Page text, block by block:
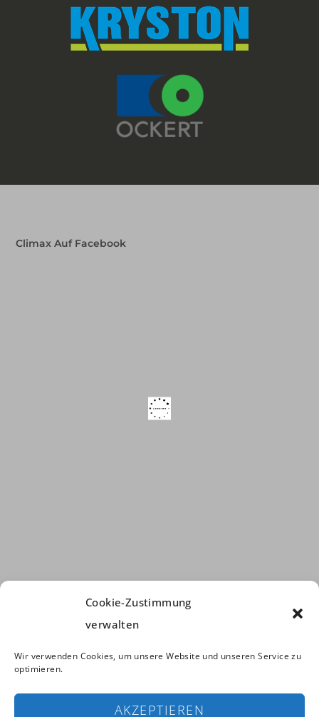
Cookie-Zustimmung
verwalten
Wir verwenden Cookies, um unsere Website und unseren Service zu
optimieren.
AKZEPTIEREN
Climax Auf Facebook